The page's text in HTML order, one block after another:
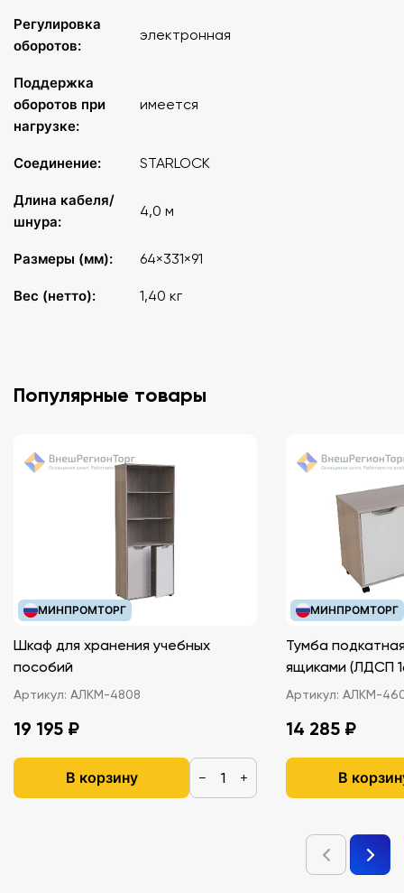
Угол колебаний , град: 1.6
Возможность подключения к пылесосу
Поддержание постоянных оборотов под
нагрузкой
Регулировка
оборотов:
электронная
Поддержка
оборотов при
нагрузке:
имеется
Соединение: STARLOCK
Длина кабеля/
шнура:
4,0 м
Размеры (мм): 64×331×91
Вес (нетто): 1,40 кг
Популярные товары
МИНПРОМТОРГ
Шкаф для хранения учебных
пособий
Артикул: АЛКМ-4808
19 195 ₽
В корзину − +
МИНПРОМТОРГ
Тумба
ящиками
Артикул: АЛКМ-
14 285 ₽
В